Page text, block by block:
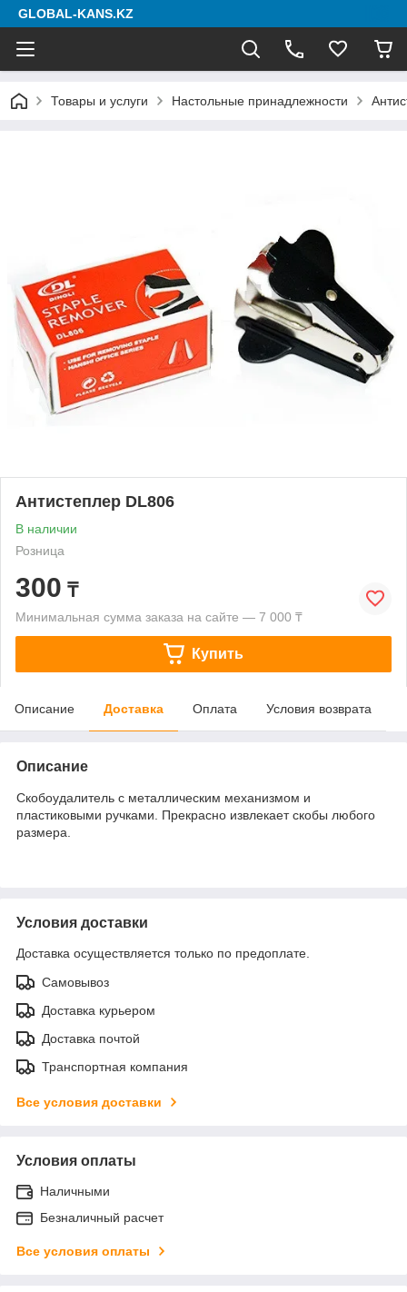
GLOBAL-KANS.KZ
Товары и услуги Настольные принадлежности
Антистеплер DL806
В наличии
Розница
300 ₸
Минимальная сумма заказа на сайте — 7 000 ₸
Купить
Описание Доставка Оплата Условия возврата
Описание
Скобоудалитель с металлическим механизмом и
пластиковыми ручками. Прекрасно извлекает скобы любого
размера.
Условия доставки
Доставка осуществляется только по предоплате.
Самовывоз
Доставка курьером
Доставка почтой
Транспортная компания
Все условия доставки
Условия оплаты
Наличными
Безналичный расчет
Все условия оплаты